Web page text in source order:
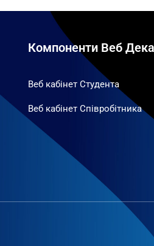
Компоненти Веб
Веб кабінет Студента
Веб кабінет Співробітника